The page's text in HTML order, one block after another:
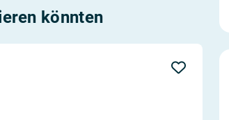
könnten